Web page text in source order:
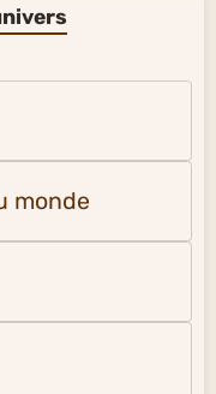
monde